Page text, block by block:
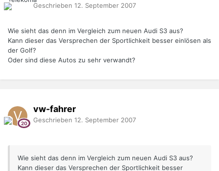
Geschrieben 12. September 2007
Wie sieht das denn im Vergleich zum neuen Audi S3 aus?
Kann dieser das Versprechen der Sportlichkeit besser einlösen als
der Golf?
Oder sind diese Autos zu sehr verwandt?
vw-fahrer
Geschrieben 12. September 2007
Wie sieht das denn im Vergleich zum neuen Audi S3 aus?
Kann dieser das Versprechen der Sportlichkeit besser